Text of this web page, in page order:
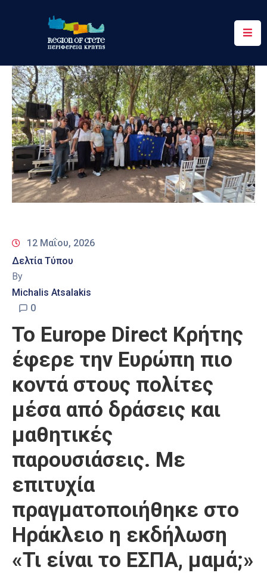
Περιφέρεια
Ενημέρωση
Έργα
&
Δράσεις
Ψηφιακές
Υπηρεσίες
Επικοινωνία
12 Μαΐου, 2026
Δελτία Τύπου
By
Michalis Atsalakis
0
Το Europe Direct Κρήτης
έφερε την Ευρώπη πιο
κοντά στους πολίτες
μέσα από δράσεις και
μαθητικές
παρουσιάσεις. Με
επιτυχία
πραγματοποιήθηκε στο
Ηράκλειο η εκδήλωση
«Τι είναι το ΕΣΠΑ, μαμά;»